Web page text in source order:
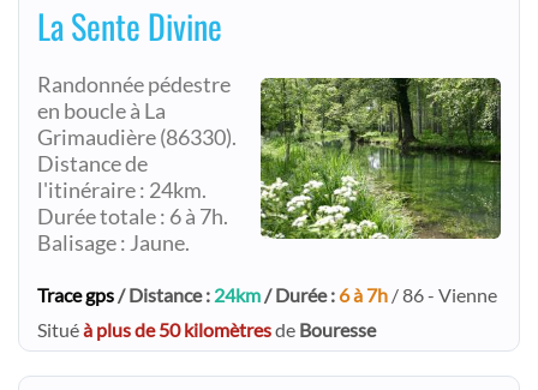
La Sente Divine
Randonnée pédestre
en boucle à La
Grimaudière (86330).
Distance de
l'itinéraire : 24km.
Durée totale : 6 à 7h.
Balisage : Jaune.
Trace gps/ Distance : 24km/ Durée : 6 à 7h / 86 - Vienne
Situéà plus de 50 kilomètresde Bouresse